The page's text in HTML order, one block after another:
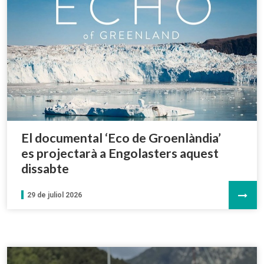
El documental ‘Eco de Groenlàndia’
es projectarà a Engolasters aquest
dissabte
29 de juliol 2026